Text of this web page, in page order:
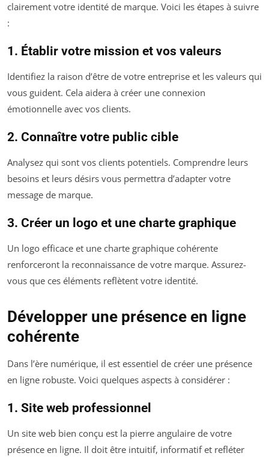
clairement votre identité de marque. Voici les étapes à suivre
:
1. Établir votre mission et vos valeurs
Identifiez la raison d’être de votre entreprise et les valeurs qui
vous guident. Cela aidera à créer une connexion
émotionnelle avec vos clients.
2. Connaître votre public cible
Analysez qui sont vos clients potentiels. Comprendre leurs
besoins et leurs désirs vous permettra d’adapter votre
message de marque.
3. Créer un logo et une charte graphique
Un logo efficace et une charte graphique cohérente
renforceront la reconnaissance de votre marque. Assurez-
vous que ces éléments reflètent votre identité.
Développer une présence en ligne
cohérente
Dans l’ère numérique, il est essentiel de créer une présence
en ligne robuste. Voici quelques aspects à considérer :
1. Site web professionnel
Un site web bien conçu est la pierre angulaire de votre
présence en ligne. Il doit être intuitif, informatif et refléter